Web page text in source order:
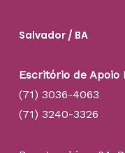
Salvador / BA
Escritório de Apoio
(71) 3036-4063
(71) 3240-3326